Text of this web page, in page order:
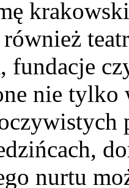
fundacje
nie
nurtu